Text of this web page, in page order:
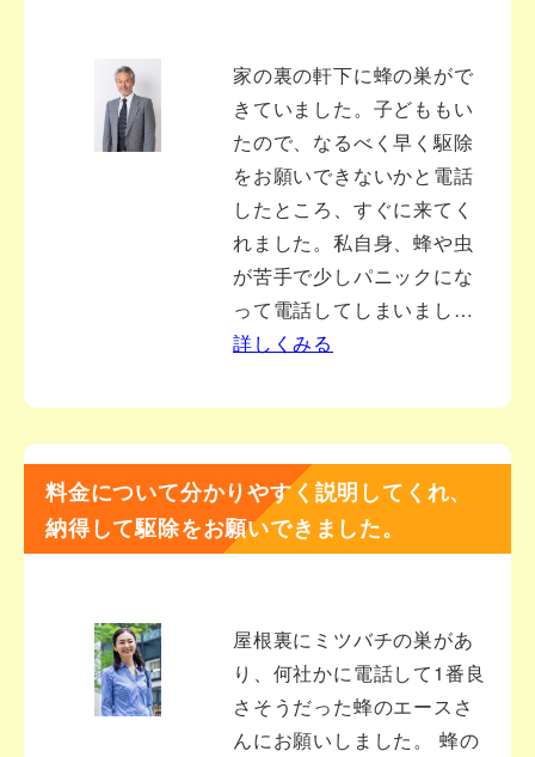
家の裏の軒下に蜂の巣がで
きていました。子どももい
たので、なるべく早く駆除
をお願いできないかと電話
したところ、すぐに来てく
れました。私自身、蜂や虫
が苦手で少しパニックにな
って電話してしまいまし…
詳しくみる
料金について分かりやすく説明してくれ、
納得して駆除をお願いできました。
屋根裏にミツバチの巣があ
り、何社かに電話して1番良
さそうだった蜂のエースさ
んにお願いしました。 蜂の